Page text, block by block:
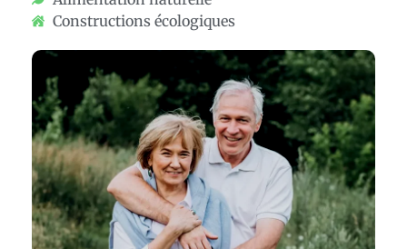
Constructions écologiques